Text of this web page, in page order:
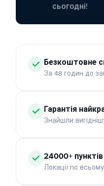
сьогодні!
Безкоштовне
За 48 годин до
Гарантія
Знайшли
24000+
Локації по